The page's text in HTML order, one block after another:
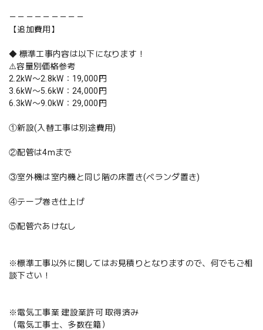
－－－－－－－－－
【追加費用】
◆ 標準工事内容は以下になります！
⚠️容量別価格参考
2.2kW〜2.8kW：19,000円
3.6kW〜5.6kW：24,000円
6.3kW〜9.0kW：29,000円
①新設(入替工事は別途費用)
②配管は4mまで
③室外機は室内機と同じ階の床置き(ベランダ置き)
④テープ巻き仕上げ
⑤配管穴あけなし
※標準工事以外に関してはお見積りとなりますので、何でもご相
談下さい！
※電気工事業 建設業許可 取得済み
（電気工事士、多数在籍）